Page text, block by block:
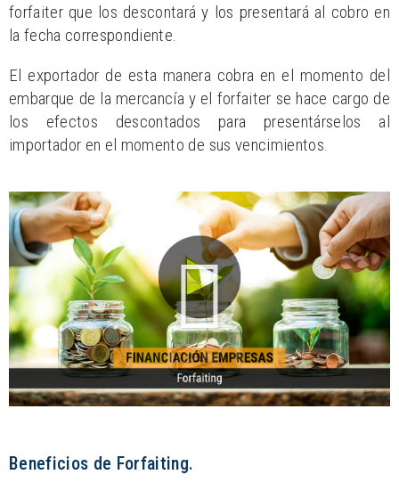
forfaiter que los descontará y los presentará al cobro en
la fecha correspondiente.
El exportador de esta manera cobra en el momento del
embarque de la mercancía y el forfaiter se hace cargo de
los efectos descontados para presentárselos al
importador en el momento de sus vencimientos.
Beneficios de Forfaiting.